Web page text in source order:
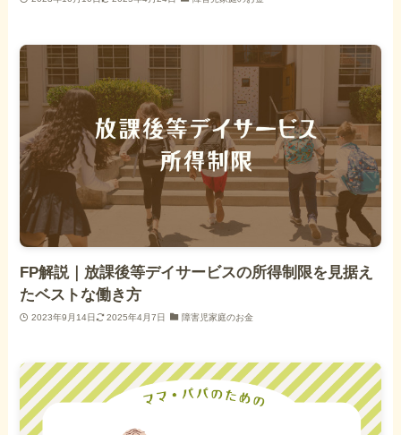
FP解説｜放課後等デイサービスの所得制限を見据え
たベストな働き方
2023年9月14日 2025年4月7日 障害児家庭のお金